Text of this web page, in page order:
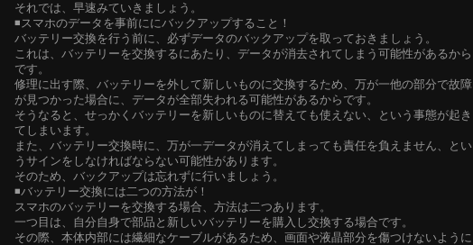
それでは、早速みていきましょう。
◾️スマホのデータを事前ににバックアップすること！
バッテリー交換を行う前に、必ずデータのバックアップを取っておきましょう。
これは、バッテリーを交換するにあたり、データが消去されてしまう可能性があるから
です。
修理に出す際、バッテリーを外して新しいものに交換するため、万が一他の部分で故障
が見つかった場合に、データが全部失われる可能性があるからです。
そうなると、せっかくバッテリーを新しいものに替えても使えない、という事態が起き
てしまいます。
また、バッテリー交換時に、万が一データが消えてしまっても責任を負えません、とい
うサインをしなければならない可能性があります。
そのため、バックアップは忘れずに行いましょう。
◾️バッテリー交換には二つの方法が！
スマホのバッテリーを交換する場合、方法は二つあります。
一つ目は、自分自身で部品と新しいバッテリーを購入し交換する場合です。
その際、本体内部には繊細なケーブルがあるため、画面や液晶部分を傷つけないように